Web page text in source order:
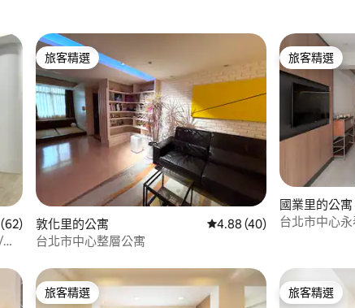
評價中獲得 4.92 的平均評分（滿分 5 分）
旅客精選
旅客精選
敦化里的公寓 從 40 則評價中獲得 4.88
4.88 (40)
台北市中心整層公寓
旅客精選
旅客精選
國業里的公寓
台北市中心
旅客精選
旅客精選 旅客精選
旅客精選